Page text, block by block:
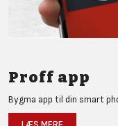
Proff app
Bygma app til din smart